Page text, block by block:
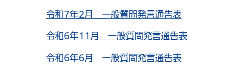
令和7年2月 一般質問発言通告表
令和6年11月 一般質問発言通告表
令和6年6月 一般質問発言通告表